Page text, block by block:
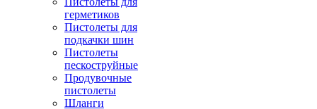
герметиков
Пистолеты для
подкачки шин
Пистолеты
пескоструйные
Продувочные
пистолеты
Шланги